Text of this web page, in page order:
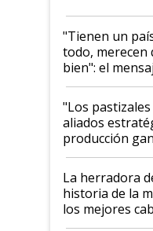
"Tienen un
todo, merecen
bien": el
ganadera
oportunidades
para el agro
foco en la
"Los
aliados
producción
la iniciativa
La herradora
historia de la
los mejores
Argentina y